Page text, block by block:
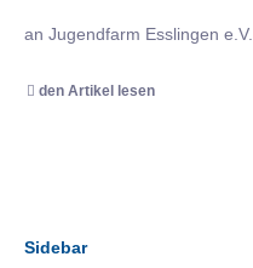
an Jugendfarm Esslingen e.V.
den Artikel lesen
Sidebar